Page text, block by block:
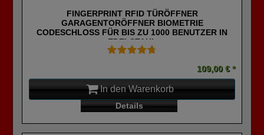
FINGERPRINT RFID TÜRÖFFNER
GARAGENTORÖFFNER BIOMETRIE
CODESCHLOSS FÜR BIS ZU 1000 BENUTZER IN
EDELSTAHL
109,00 € *
In den Warenkorb
Details